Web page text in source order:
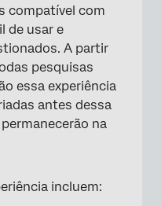
de realização
compatível com
de usar e
A partir
pesquisas
essa experiência
antes dessa
na
incluem: